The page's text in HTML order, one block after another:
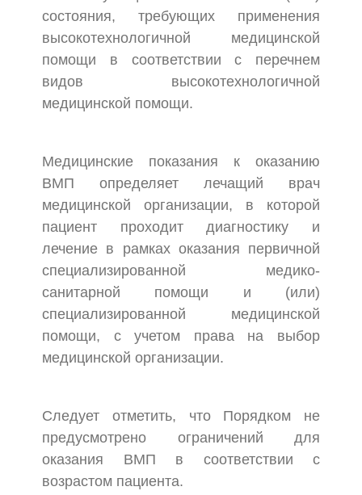
состояния, требующих применения
высокотехнологичной медицинской
помощи в соответствии с перечнем
видов высокотехнологичной
медицинской помощи.
Медицинские показания к оказанию
ВМП определяет лечащий врач
медицинской организации, в которой
пациент проходит диагностику и
лечение в рамках оказания первичной
специализированной медико-
санитарной помощи и (или)
специализированной медицинской
помощи, с учетом права на выбор
медицинской организации.
Следует отметить, что Порядком не
предусмотрено ограничений для
оказания ВМП в соответствии с
возрастом пациента.